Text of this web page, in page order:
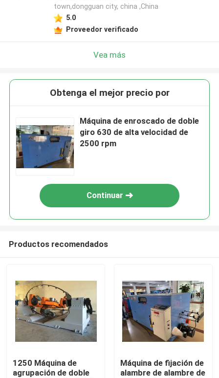
En casa
town,dongguan city, china ,China
5.0
Proveedor verificado
Vea más
Obtenga el mejor precio por
Máquina de enroscado de doble
giro 630 de alta velocidad de
2500 rpm
Continuar
Productos recomendados
1250 Máquina de
agrupación de doble
Máquina de fijación de
alambre de alambre de